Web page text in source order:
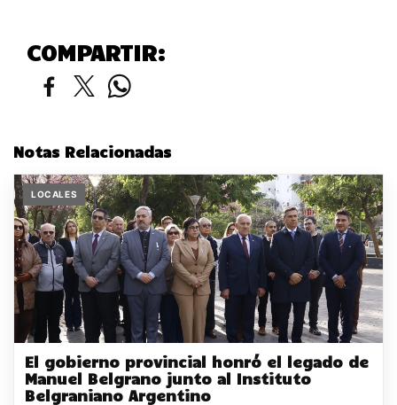
COMPARTIR:
Notas Relacionadas
LOCALES
El gobierno provincial honró el legado de
Manuel Belgrano junto al Instituto
Belgraniano Argentino